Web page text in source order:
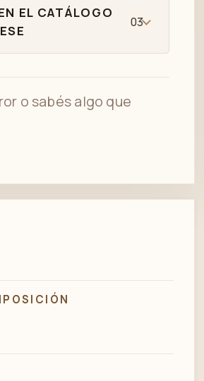
EL CATÁLOGO
03
o sabés algo que